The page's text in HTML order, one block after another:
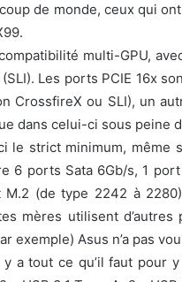
de monde, ceux qui
multi-GPU,
Les ports PCIE 16x
CrossfireX ou SLI), un
dans celui-ci sous peine
le strict minimum, même
6 ports Sata 6Gb/s, 1
(de type 2242 à
mères utilisent
exemple) Asus n’a pas
a tout ce qu’il faut pour